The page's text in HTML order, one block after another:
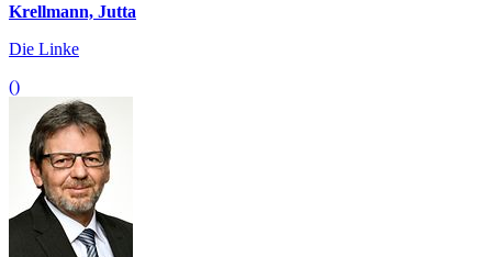
Krellmann, Jutta
Die Linke
()